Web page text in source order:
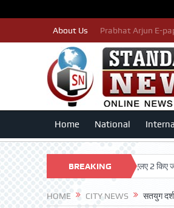
About Us Prabhat Arjun E-
Home National
BREAKING
NEWS
इसलिए काँग्रेस पार्टी द्वारा बीएलए 2 किए जा रहे तैयार:
HOME CITY NEWS सतयुग